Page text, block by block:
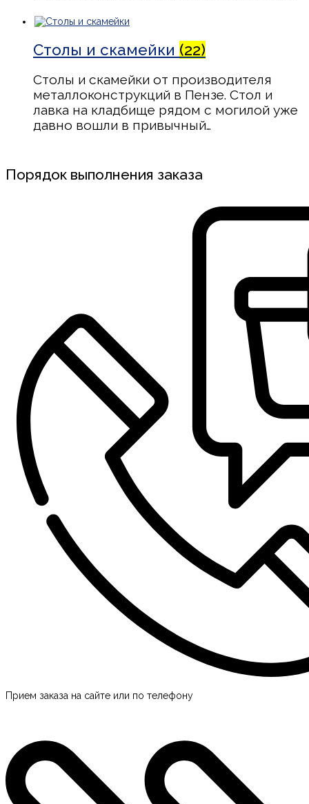
Столы и скамейки (22)
Столы и скамейки от производителя
металлоконструкций в Пензе. Стол и
лавка на кладбище рядом с могилой уже
давно вошли в привычный…
Порядок выполнения заказа
Прием заказа на сайте или по телефону